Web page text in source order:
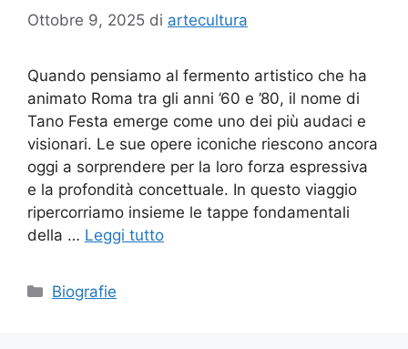
Ottobre 9, 2025 di artecultura
Quando pensiamo al fermento artistico che ha
animato Roma tra gli anni ’60 e ’80, il nome di
Tano Festa emerge come uno dei più audaci e
visionari. Le sue opere iconiche riescono ancora
oggi a sorprendere per la loro forza espressiva
e la profondità concettuale. In questo viaggio
ripercorriamo insieme le tappe fondamentali
della … Leggi tutto
Categorie
Biografie